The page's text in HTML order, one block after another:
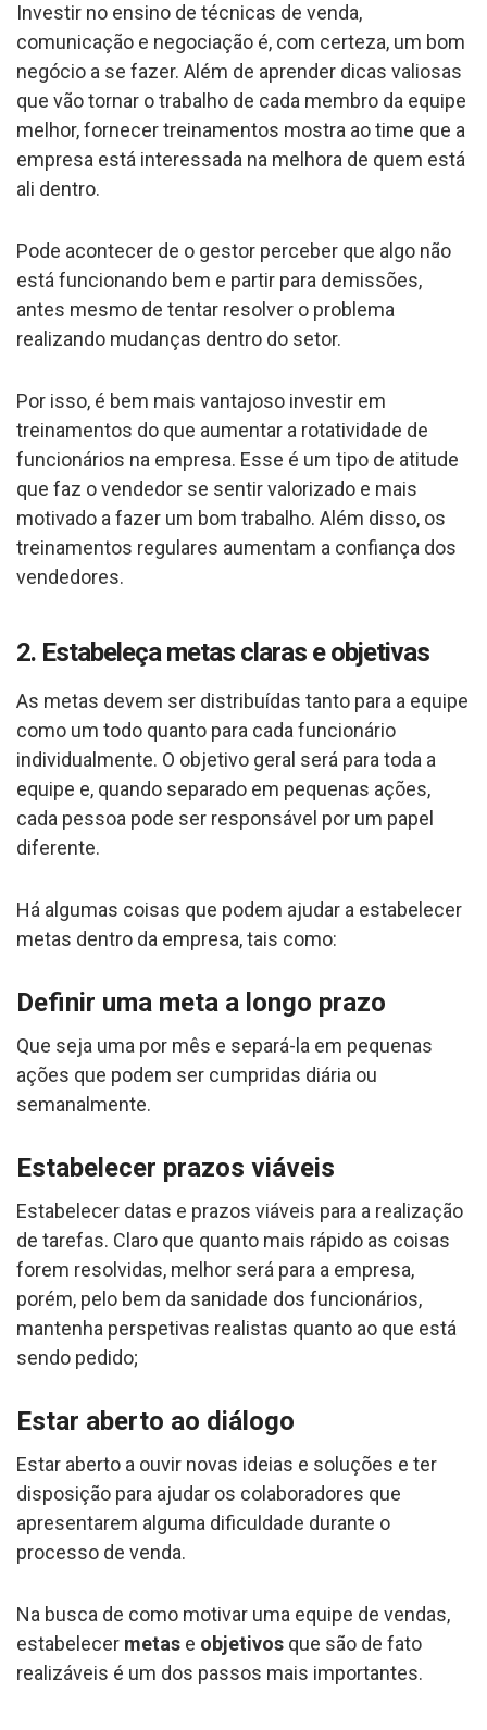
Investir no ensino de técnicas de venda,
comunicação e negociação é, com certeza, um bom
negócio a se fazer. Além de aprender dicas valiosas
que vão tornar o trabalho de cada membro da equipe
melhor, fornecer treinamentos mostra ao time que a
empresa está interessada na melhora de quem está
ali dentro.
Pode acontecer de o gestor perceber que algo não
está funcionando bem e partir para demissões,
antes mesmo de tentar resolver o problema
realizando mudanças dentro do setor.
Por isso, é bem mais vantajoso investir em
treinamentos do que aumentar a rotatividade de
funcionários na empresa. Esse é um tipo de atitude
que faz o vendedor se sentir valorizado e mais
motivado a fazer um bom trabalho. Além disso, os
treinamentos regulares aumentam a confiança dos
vendedores.
2. Estabeleça metas claras e objetivas
As metas devem ser distribuídas tanto para a equipe
como um todo quanto para cada funcionário
individualmente. O objetivo geral será para toda a
equipe e, quando separado em pequenas ações,
cada pessoa pode ser responsável por um papel
diferente.
Há algumas coisas que podem ajudar a estabelecer
metas dentro da empresa, tais como:
Definir uma meta a longo prazo
Que seja uma por mês e separá-la em pequenas
ações que podem ser cumpridas diária ou
semanalmente.
Estabelecer prazos viáveis
Estabelecer datas e prazos viáveis para a realização
de tarefas. Claro que quanto mais rápido as coisas
forem resolvidas, melhor será para a empresa,
porém, pelo bem da sanidade dos funcionários,
mantenha perspetivas realistas quanto ao que está
sendo pedido;
Estar aberto ao diálogo
Estar aberto a ouvir novas ideias e soluções e ter
disposição para ajudar os colaboradores que
apresentarem alguma dificuldade durante o
processo de venda.
Na busca de como motivar uma equipe de vendas,
estabelecer metas e objetivos que são de fato
realizáveis é um dos passos mais importantes.